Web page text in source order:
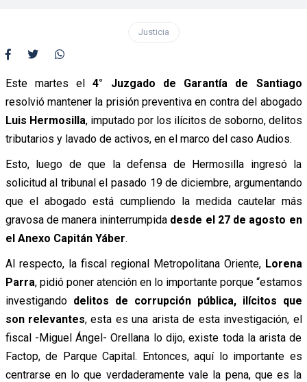
Justicia
Este martes el4° Juzgado de Garantía de Santiago
resolvió mantener la prisión preventiva en contra del abogado
Luis Hermosilla, imputado por los ilícitos de soborno, delitos
tributarios y lavado de activos, en el marco del caso Audios.
Esto, luego de que la defensa de Hermosilla ingresó la
solicitud al tribunal el pasado 19 de diciembre, argumentando
que el abogado está cumpliendo la medida cautelar más
gravosa de manera ininterrumpida desde el 27 de agosto en
el Anexo Capitán Yáber.
Al respecto, la fiscal regional Metropolitana Oriente, Lorena
Parra, pidió poner atención en lo importante porque “estamos
investigando delitos de corrupción pública, ilícitos que
son relevantes, esta es una arista de esta investigación, el
fiscal -Miguel Ángel- Orellana lo dijo, existe toda la arista de
Factop, de Parque Capital. Entonces, aquí lo importante es
centrarse en lo que verdaderamente vale la pena, que es la